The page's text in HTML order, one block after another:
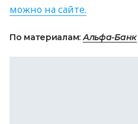
можно на сайте.
По материалам:Альфа-Банк